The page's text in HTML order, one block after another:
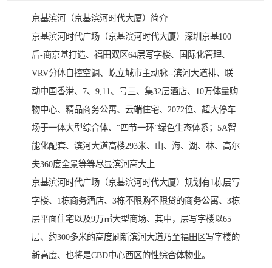
京基滨河（京基滨河时代大厦）简介
京基滨河时代广场（京基滨河时代大厦）深圳京基100
后-商京基打造、福田双区64层写字楼、国际化管理、
VRV分体自控空调、屹立城市主动脉--滨河大道排、联
动中国香港、7、9,11、号三、集32层酒店、10万体量购
物中心、精品商务公寓、云端住宅、2072位、超大停车
场于一体大型综合体、“四节一环”绿色生态体系；5A智
能化配套、滨河大道高楼293米、山、海、湖、林、高尔
夫360度全景等等尽显滨河高大上
京基滨河时代广场（京基滨河时代大厦）规划有1栋层写
字楼、1栋商务酒店、3栋不限购不限贷的商务公寓、3栋
层平面住宅以及9万㎡大型商场、其中，层写字楼以65
层、约300多米的高度刷新滨河大道乃至福田区写字楼的
新高度、也将是CBD中心西区的性综合体物业。